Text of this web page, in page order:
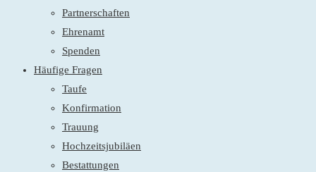
Partnerschaften
Ehrenamt
Spenden
Häufige Fragen
Taufe
Konfirmation
Trauung
Hochzeitsjubiläen
Bestattungen